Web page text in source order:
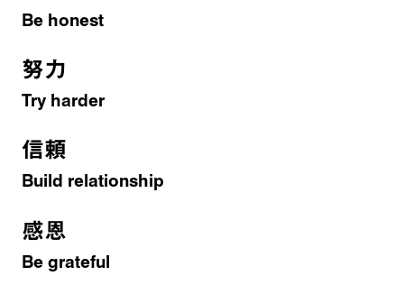
Be honest
努力
Try harder
信頼
Build relationship
感恩
Be grateful